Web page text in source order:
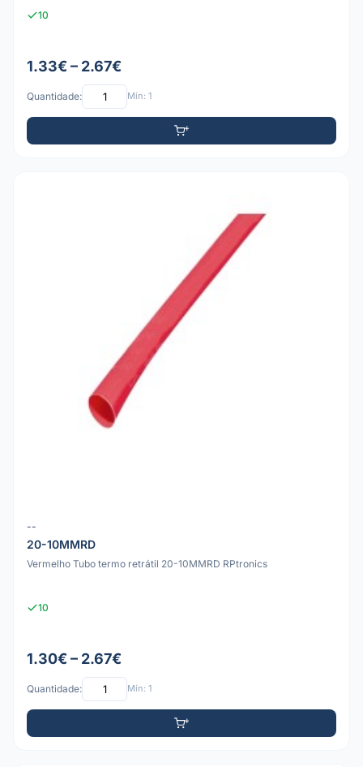
10
1.33€ – 2.67€
Quantidade: Mín: 1
--
20-10MMRD
Vermelho Tubo termo retrátil 20-10MMRD RPtronics
10
1.30€ – 2.67€
Quantidade: Mín: 1